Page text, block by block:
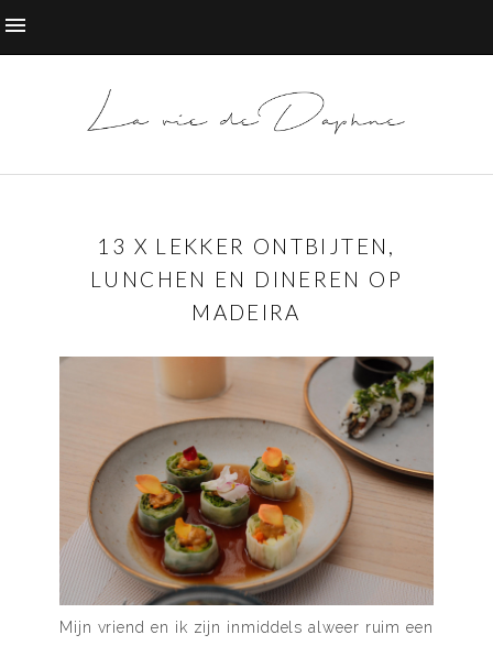
13 X LEKKER ONTBIJTEN,
LUNCHEN EN DINEREN OP
MADEIRA
Mijn vriend en ik zijn inmiddels alweer ruim een